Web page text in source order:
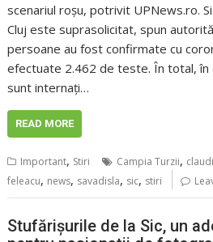
scenariul roșu, potrivit UPNews.ro.
Cluj este suprasolicitat, spun
persoane au fost confirmate cu
efectuate 2.462 de teste. În total, în
sunt internați…
READ MORE
Important, Stiri Campia Turzii,
feleacu, news, savadisla, sic, stiri
Stufărișurile de la Sic, un